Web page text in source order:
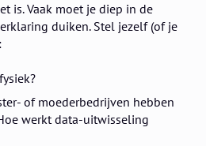
is. Vaak moet je diep in de
duiken. Stel jezelf (of je
of moederbedrijven hebben
werkt data-uitwisseling